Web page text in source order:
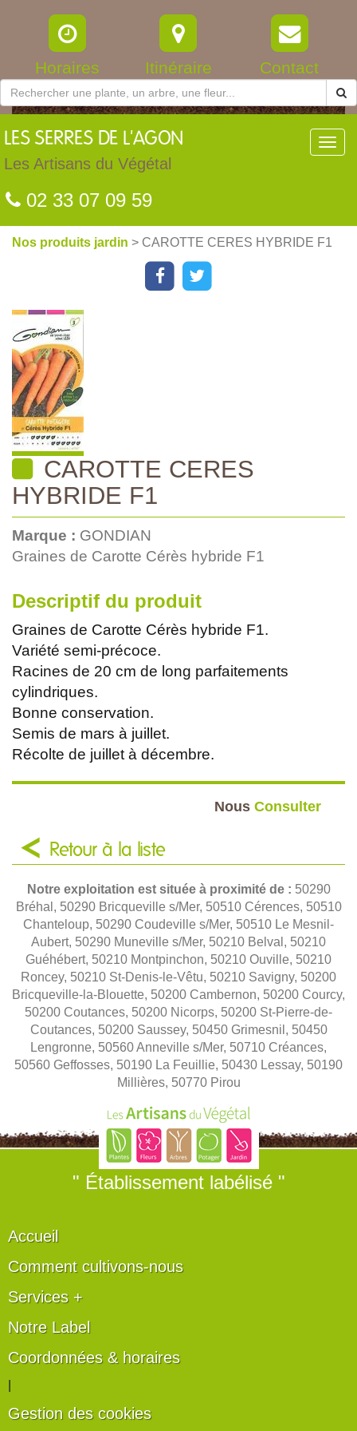
Horaires Itinéraire Contact
LES SERRES DE L'AGON
Les Artisans du Végétal
02 33 07 09 59
Nos produits jardin > CAROTTE CERES HYBRIDE F1
CAROTTE CERES
HYBRIDE F1
Marque : GONDIAN
Graines de Carotte Cérès hybride F1
Descriptif du produit
Graines de Carotte Cérès hybride F1.
Variété semi-précoce.
Racines de 20 cm de long parfaitements
cylindriques.
Bonne conservation.
Semis de mars à juillet.
Récolte de juillet à décembre.
Nous Consulter
Retour à la liste
Notre exploitation est située à proximité de : 50290
Bréhal, 50290 Bricqueville s/Mer, 50510 Cérences, 50510
Chanteloup, 50290 Coudeville s/Mer, 50510 Le Mesnil-
Aubert, 50290 Muneville s/Mer, 50210 Belval, 50210
Guéhébert, 50210 Montpinchon, 50210 Ouville, 50210
Roncey, 50210 St-Denis-le-Vêtu, 50210 Savigny, 50200
Bricqueville-la-Blouette, 50200 Cambernon, 50200 Courcy,
50200 Coutances, 50200 Nicorps, 50200 St-Pierre-de-
Coutances, 50200 Saussey, 50450 Grimesnil, 50450
Lengronne, 50560 Anneville s/Mer, 50710 Créances,
50560 Geffosses, 50190 La Feuillie, 50430 Lessay, 50190
Millières, 50770 Pirou
" Établissement labélisé "
Accueil
Comment cultivons-nous
Services +
Notre Label
Coordonnées & horaires
Gestion des cookies